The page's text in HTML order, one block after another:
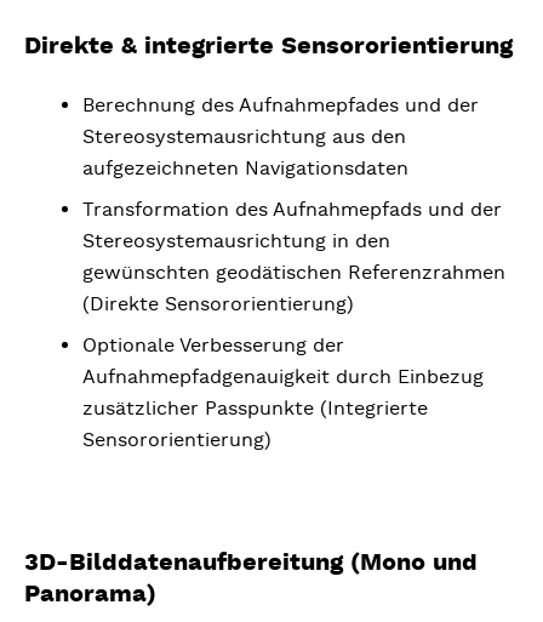
Direkte & integrierte Sensororientierung
Berechnung des Aufnahmepfades und der
Stereosystemausrichtung aus den
aufgezeichneten Navigationsdaten
Transformation des Aufnahmepfads und der
Stereosystemausrichtung in den
gewünschten geodätischen Referenzrahmen
(Direkte Sensororientierung)
Optionale Verbesserung der
Aufnahmepfadgenauigkeit durch Einbezug
zusätzlicher Passpunkte (Integrierte
Sensororientierung)
3D-Bilddatenaufbereitung (Mono und
Panorama)